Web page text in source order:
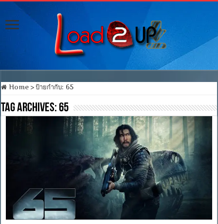
Home > ป้ายกำกับ: 65
Tag Archives:65